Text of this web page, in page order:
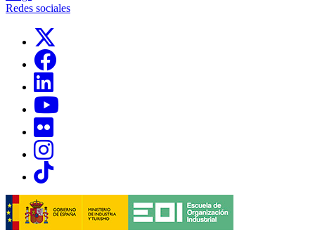
Redes sociales
Links, Opens in this window
Links, Opens in this window
Links, Opens in this window
Links, Opens in this window
Links, Opens in this window